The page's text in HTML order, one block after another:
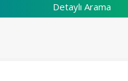
Detaylı Arama